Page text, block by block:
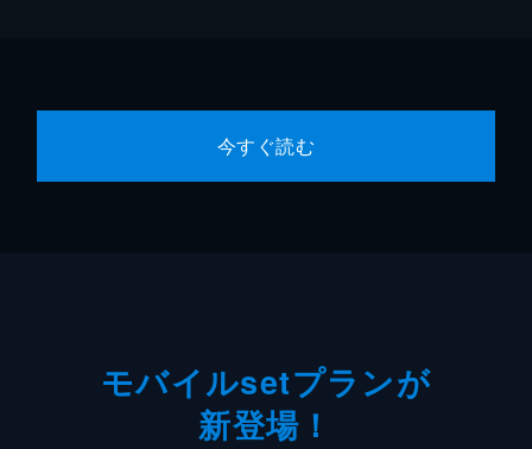
今すぐ読む
モバイルsetプランが
新登場！